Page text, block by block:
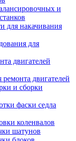
и
для накачивания
для
двигателей
двигателей
и сборки
фаски седла
коленвалов
шатунов